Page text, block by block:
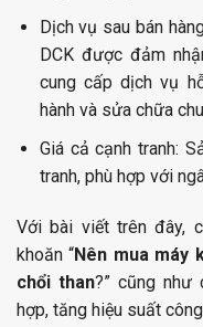
Dịch vụ sau bán
DCK được đảm
cung cấp dịch vụ
hành và sửa chữa
Giá cả cạnh tranh:
tranh, phù hợp với
Với bài viết trên đây,
khoăn “Nên mua máy
chổi than?” cũng
hợp, tăng hiệu suất